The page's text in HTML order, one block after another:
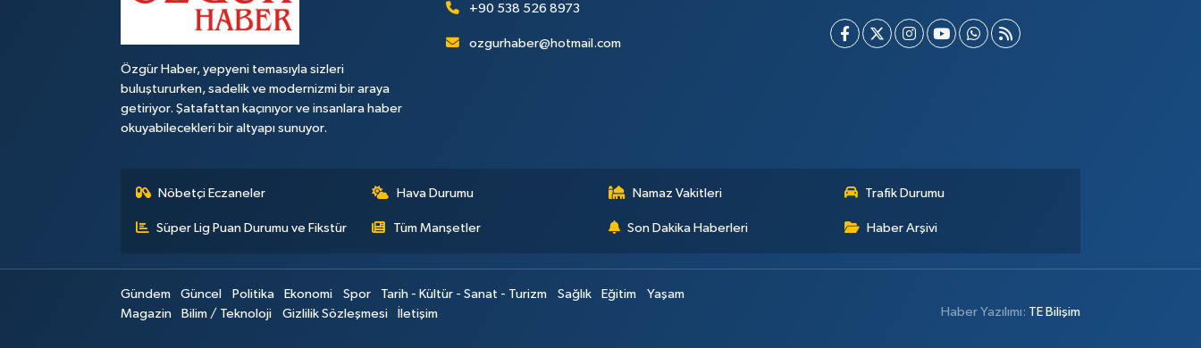
Özgür Haber, yepyeni temasıyla sizleri
buluştururken, sadelik ve modernizmi bir araya
getiriyor. Şatafattan kaçınıyor ve insanlara haber
okuyabilecekleri bir altyapı sunuyor.
+90 538 526 8973
ozgurhaber@hotmail.com
Nöbetçi Eczaneler Hava Durumu Namaz Vakitleri Trafik Durumu
Süper Lig Puan Durumu ve Fikstür Tüm Manşetler Son Dakika Haberleri Haber Arşivi
Gündem Güncel Politika Ekonomi Spor Tarih - Kültür - Sanat - Turizm Sağlık Eğitim
Yaşam
Magazin
Bilim / Teknoloji Gizlilik Sözleşmesi İletişim Haber Yazılımı: TE Bilişim